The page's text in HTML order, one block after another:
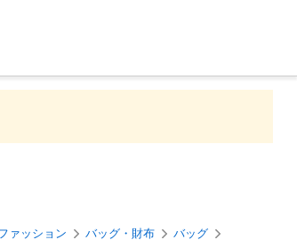
ァッション バッグ・財布
バッグ